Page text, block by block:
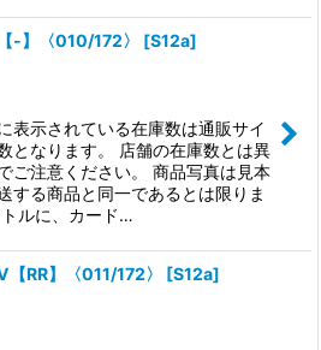
-】〈010/172〉 [S12a]
表示されている在庫数は通販サイ
となります。 店舗の在庫数とは異
ご注意ください。 商品写真は見本
する商品と同一であるとは限りま
ルに、カード…
【RR】〈011/172〉 [S12a]